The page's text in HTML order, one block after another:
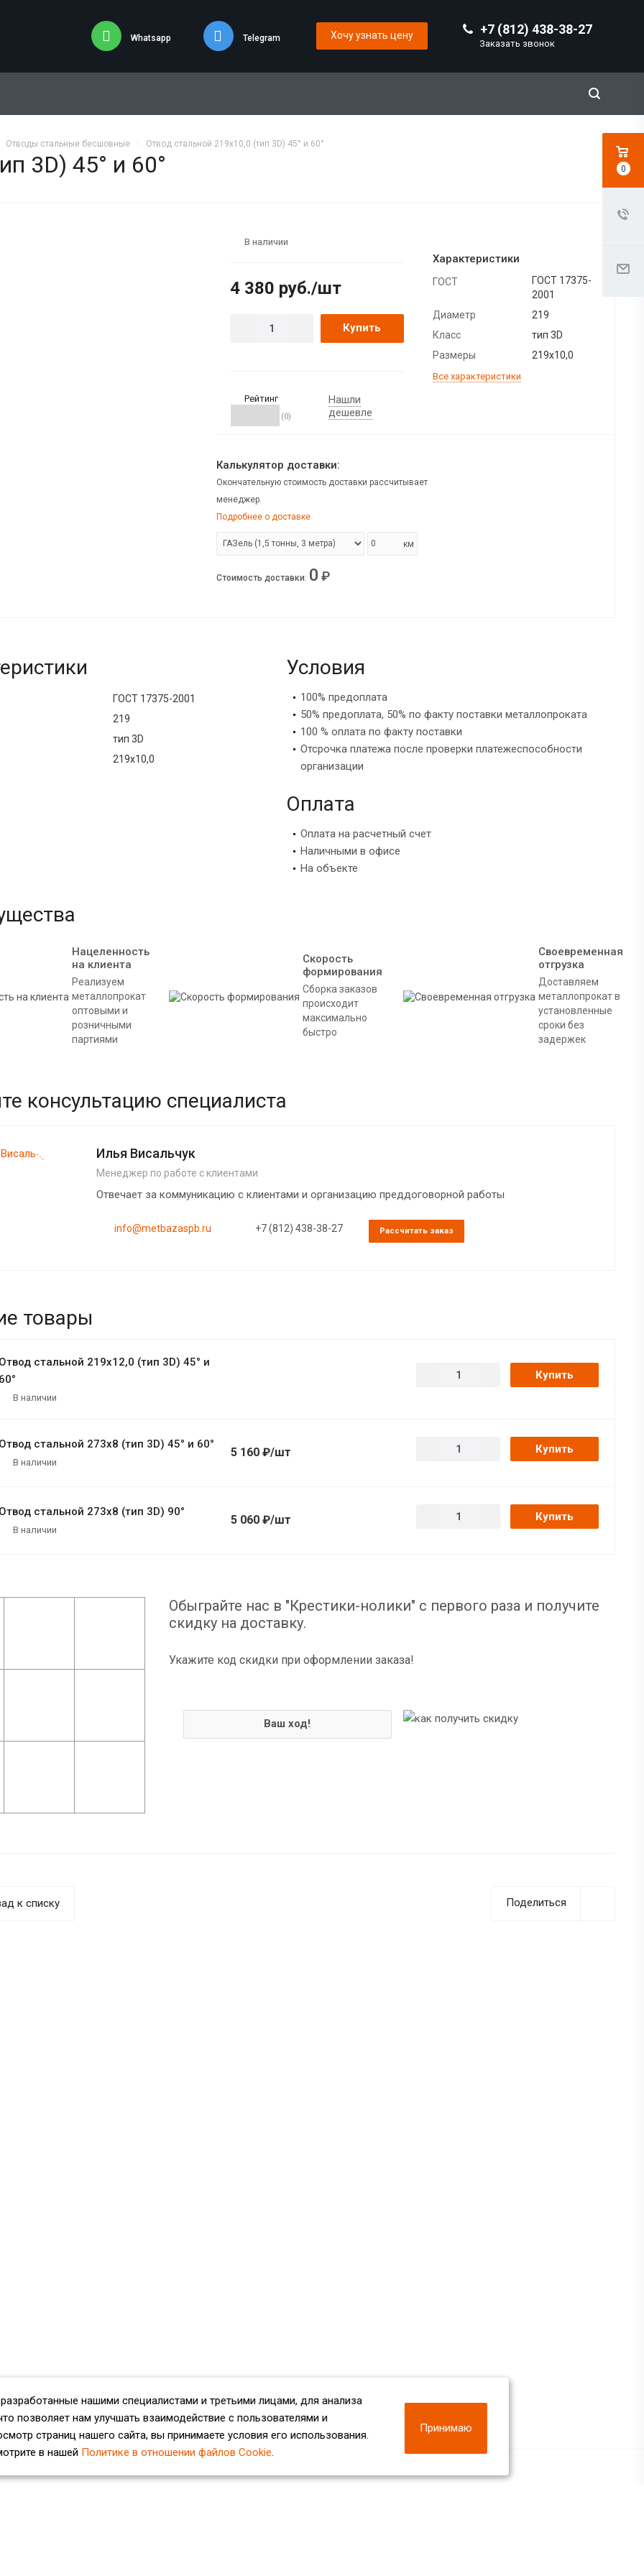
+7 (812) 438-38-27
Заказать звонок
Whatsapp Telegram Хочу узнать цену
Отводы стальные бесшовные Отвод стальной 219х10,0 (тип 3D) 45° и 60°
3D) 45° и 60°
В наличии
4 380 руб./шт
Купить
Рейтинг
(0)
Нашли
дешевле
Характеристики
ГОСТ
ГОСТ 17375-
2001
Диаметр
219
Класс
тип 3D
Размеры
219х10,0
Все характеристики
Калькулятор доставки:
Окончательную стоимость доставки рассчитывает
менеджер.
Подробнее о доставке
км
Стоимость доставки: 0 ₽
ГОСТ 17375-2001
219
тип 3D
219х10,0
Условия
100% предоплата
50% предоплата, 50% по факту поставки металлопроката
100 % оплата по факту поставки
Отсрочка платежа после проверки платежеспособности
организации
Оплата
Оплата на расчетный счет
Наличными в офисе
На объекте
Нацеленность
на клиента
Реализуем
металлопрокат
оптовыми и
розничными
партиями
Скорость
формирования
Сборка заказов
происходит
максимально
быстро
Своевременная
отгрузка
Доставляем
металлопрокат в
установленные
сроки без
задержек
консультацию специалиста
Илья Висальчук
Менеджер по работе с клиентами
Отвечает за коммуникацию с клиентами и организацию преддоговорной работы
info@metbazaspb.ru +7 (812) 438-38-27 Рассчитать заказ
товары
стальной 219х12,0 (тип 3D) 45° и
В наличии
Купить
стальной 273х8 (тип 3D) 45° и 60°
В наличии
5 160 ₽/шт Купить
стальной 273х8 (тип 3D) 90°
В наличии
5 060 ₽/шт Купить
Обыграйте нас в "Крестики-нолики" с первого раза и получите
скидку на доставку.
Укажите код скидки при оформлении заказа!
Ваш ход!
Поделиться
к списку
нашими специалистами и третьими лицами, для анализа
позволяет нам улучшать взаимодействие с пользователями и
страниц нашего сайта, вы принимаете условия его использования.
в нашей Политике в отношении файлов Cookie.
Принимаю
0